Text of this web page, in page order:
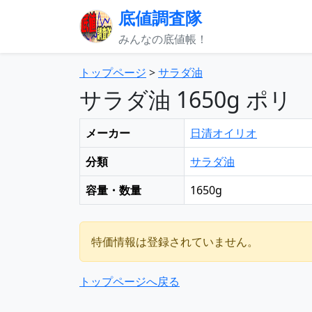
底値調査隊
みんなの底値帳！
トップページ >サラダ油
サラダ油 1650g ポリ
メーカー
日清オイリオ
分類
サラダ油
容量・数量
1650g
特価情報は登録されていません。
トップページへ戻る